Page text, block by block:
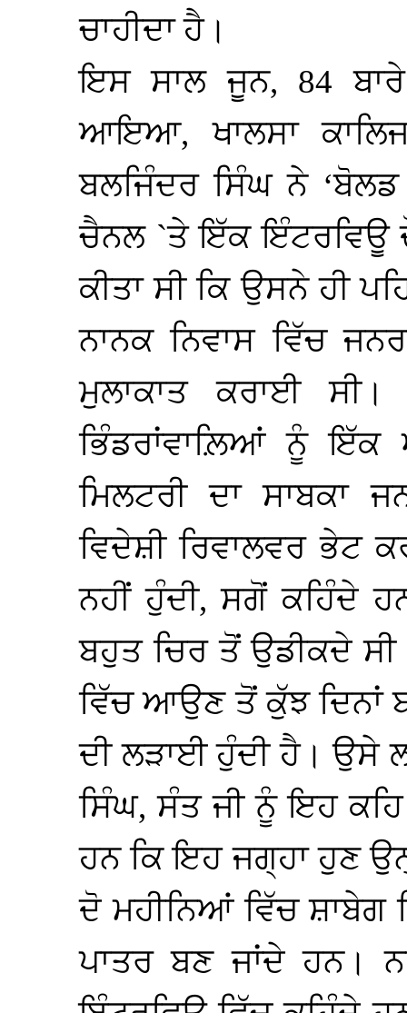
ਚਾਹੀਦਾ ਹੈ।
ਇਸ ਸਾਲ ਜੂਨ, 84
ਆਇਆ, ਖਾਲਸਾ
ਬਲਜਿੰਦਰ ਸਿੰਘ ਨੇ ‘ਬੋਲਡ
ਚੈਨਲ `ਤੇ ਇੱਕ ਇੰਟਰਵਿਊ
ਕੀਤਾ ਸੀ ਕਿ ਉਸਨੇ ਹੀ
ਨਾਨਕ ਨਿਵਾਸ ਵਿੱਚ
ਮੁਲਾਕਾਤ ਕਰਾਈ
ਭਿੰਡਰਾਂਵਾਲ਼ਿਆਂ ਨੂੰ ਇੱਕ
ਮਿਲਟਰੀ ਦਾ ਸਾਬਕਾ
ਵਿਦੇਸ਼ੀ ਰਿਵਾਲਵਰ ਭੇਟ
ਨਹੀਂ ਹੁੰਦੀ, ਸਗੋਂ ਕਹਿੰਦੇ
ਬਹੁਤ ਚਿਰ ਤੋਂ ਉਡੀਕਦੇ
ਵਿੱਚ ਆਉਣ ਤੋਂ ਕੁੱਝ ਦਿਨਾਂ
ਦੀ ਲੜਾਈ ਹੁੰਦੀ ਹੈ। ਉਸੇ
ਸਿੰਘ, ਸੰਤ ਜੀ ਨੂੰ ਇਹ
ਹਨ ਕਿ ਇਹ ਜਗ੍ਹਾ ਹੁਣ
ਦੋ ਮਹੀਨਿਆਂ ਵਿੱਚ ਸ਼ਾਬੇਗ
ਪਾਤਰ ਬਣ ਜਾਂਦੇ ਹਨ।